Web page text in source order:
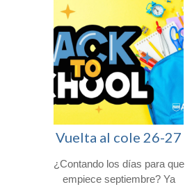
Vuelta al cole 26-27
¿Contando los días para que
empiece septiembre? Ya